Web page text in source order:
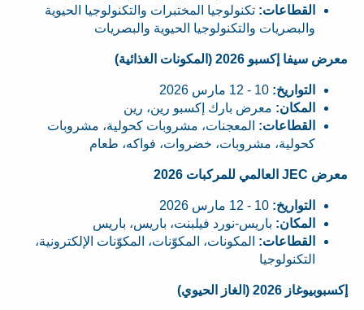
القطاعات: تكنولوجيا المختبرات والتكنولوجيا الحيوية
والبصريات والتكنولوجيا الحيوية والبصريات
معرض سيفا إكسبو 2026 (المكونات الغذائية)
التواريخ:
المكان: معرض بارك إكسبو رين، رين
القطاعات: المعجنات، مشروبات كحولية، مشروبات
كحولية، مشروبات، خضروات، فواكه، طعام
معرض JEC العالمي للمركبات 2026
التواريخ:
المكان: باريس-نورد فيلبنت، باريس، باريس
القطاعات: المكونات، المكوّنات، المكوّنات الإلكترونية،
التكنولوجيا
إكسبوبيوغاز 2026 (الغاز الحيوي)